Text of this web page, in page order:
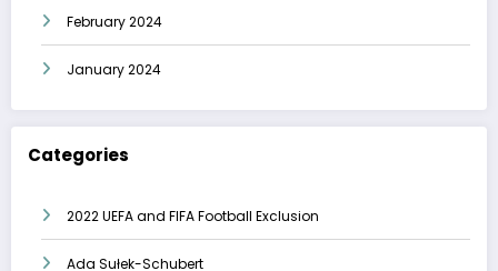
February 2024
January 2024
Categories
2022 UEFA and FIFA Football Exclusion
Ada Sułek-Schubert